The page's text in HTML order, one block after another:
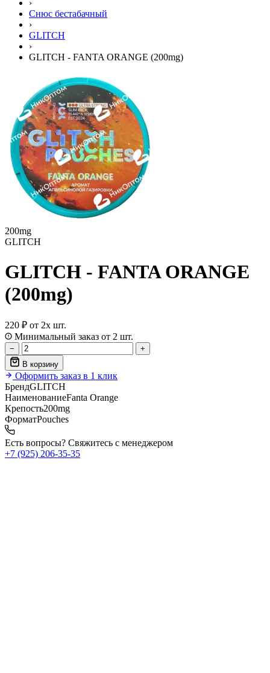
›
Снюс бестабачный
›
GLITCH
›
GLITCH - FANTA ORANGE (200mg)
200mg
GLITCH
GLITCH - FANTA ORANGE
(200mg)
220 ₽ от 2х шт.
Минимальный заказ от 2 шт.
−
+
В корзину
Оформить заказ в 1 клик
БрендGLITCH
НаименованиеFanta Orange
Крепость200mg
ФорматPouches
Есть вопросы? Свяжитесь с менеджером
+7 (925) 206‑35‑35